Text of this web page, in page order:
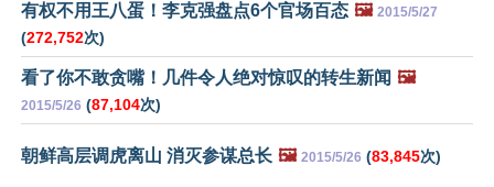
有权不用王八蛋！李克强盘点6个官场百态 🖼️ 2015/5/27
(272,752次)
看了你不敢贪嘴！几件令人绝对惊叹的转生新闻 🖼️
2015/5/26 (87,104次)
朝鲜高层调虎离山 消灭参谋总长 🖼️ 2015/5/26 (83,845次)